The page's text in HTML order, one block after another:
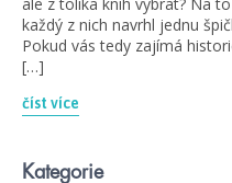
každý z nich navrhl jednu
Pokud vás tedy zajímá
[…]
číst více
Kategorie